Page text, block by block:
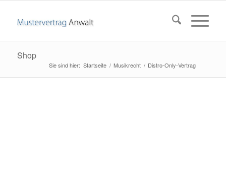
Shop
Startseite / Musikrecht / Distro-Only-Vertrag